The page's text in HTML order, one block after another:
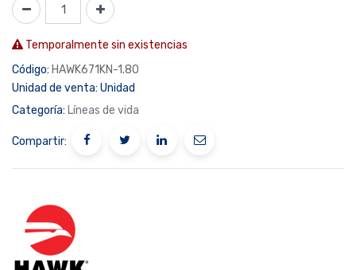
Temporalmente sin existencias
Código: HAWK671KN-1.80
Unidad de venta: Unidad
Categoría: Líneas de vida
Compartir: